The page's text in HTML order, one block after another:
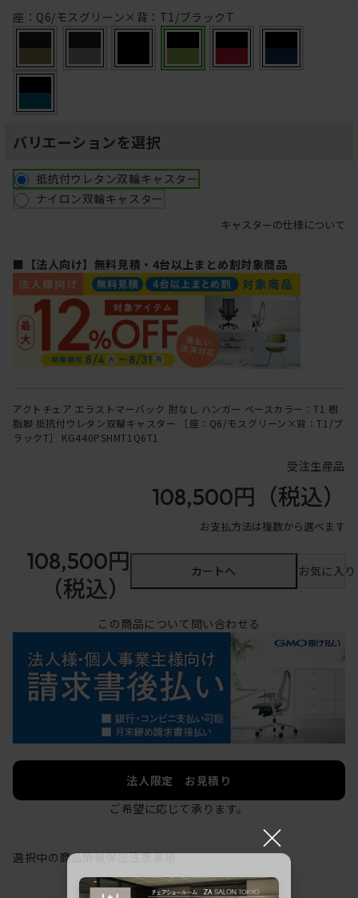
座：Q6/モスグリーン×背：T1/ブラックT
バリエーションを選択
抵抗付ウレタン双輪キャスター
ナイロン双輪キャスター
キャスターの仕様について
■【法人向け】無料見積・4台以上まとめ割対象商品
アクトチェア エラストマーバック 肘なし ハンガー ベースカラー：T1 樹
脂脚 抵抗付ウレタン双輪キャスター ［座：Q6/モスグリーン×背：T1/ブ
ラックT］ KG440PSHMT1Q6T1
受注生産品
108,500円 （税込）
お支払方法は複数から選べます
108,500円
（税込）
カートへ お気に入
この商品について問い合わせる
法人限定 お見積り
ご希望に応じて承ります。
選択中の商品情報保証注意事項
×